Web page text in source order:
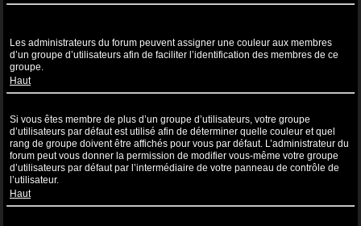
Les administrateurs du forum peuvent assigner une couleur aux membres
d’un groupe d’utilisateurs afin de faciliter l’identification des membres de ce
groupe.
Haut
Si vous êtes membre de plus d’un groupe d’utilisateurs, votre groupe
d’utilisateurs par défaut est utilisé afin de déterminer quelle couleur et quel
rang de groupe doivent être affichés pour vous par défaut. L’administrateur du
forum peut vous donner la permission de modifier vous-même votre groupe
d’utilisateurs par défaut par l’intermédiaire de votre panneau de contrôle de
l’utilisateur.
Haut